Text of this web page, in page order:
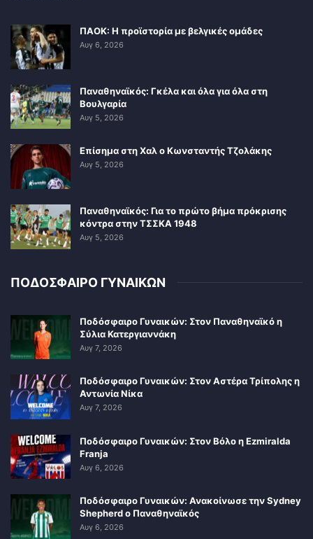
ΠΑΟΚ: Η προϊστορία με βελγικές ομάδες
Αυγ 6, 2026
Παναθηναϊκός: Γκέλα και όλα για όλα στη
Βουλγαρία
Αυγ 5, 2026
Επίσημα στη Χαλ ο Κωνσταντής Τζολάκης
Αυγ 5, 2026
Παναθηναϊκός: Για το πρώτο βήμα πρόκρισης
κόντρα στην ΤΣΣΚΑ 1948
Αυγ 5, 2026
ΠΟΔΟΣΦΑΙΡΟ ΓΥΝΑΙΚΩΝ
Ποδόσφαιρο Γυναικών: Στον Παναθηναϊκό η
Σύλια Κατεργιαννάκη
Αυγ 7, 2026
Ποδόσφαιρο Γυναικών: Στον Αστέρα Τρίπολης η
Αντωνία Νίκα
Αυγ 7, 2026
Ποδόσφαιρο Γυναικών: Στον Βόλο η Ezmiralda
Franja
Αυγ 6, 2026
Ποδόσφαιρο Γυναικών: Ανακοίνωσε την Sydney
Shepherd ο Παναθηναϊκός
Αυγ 6, 2026